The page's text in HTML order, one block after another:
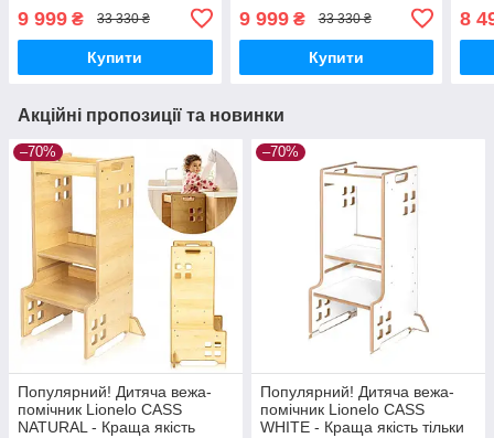
Nukleon.com.ua
9 999 ₴ 33 330 ₴
Купити
Nukleon.com.ua
9 999₴ 33 330 ₴
Купити
8
Акційні пропозиції та новинки
–70%
Популярний! Дитяча вежа-
помічник Lionelo CASS
NATURAL - Краща якість
–70%
Популярний! Дитяча вежа-
помічник Lionelo CASS
WHITE - Краща якість тільки